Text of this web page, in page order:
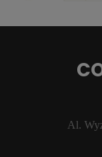
Al.